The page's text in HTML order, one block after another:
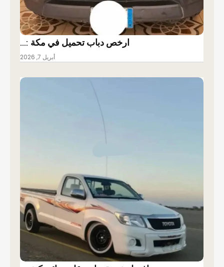
ارخص دباب تحميل في مكة :…
أبريل 7, 2026